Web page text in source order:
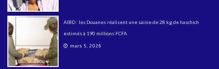
AIBD : les Douanes réalisent une saisie de 28 kg de haschich
estimés à 190 millions FCFA
mars 5, 2026